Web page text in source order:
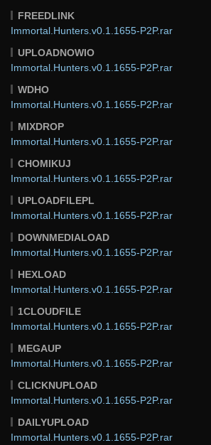
FREEDLINK
Immortal.Hunters.v0.1.1655-P2P.rar
UPLOADNOWIO
Immortal.Hunters.v0.1.1655-P2P.rar
WDHO
Immortal.Hunters.v0.1.1655-P2P.rar
MIXDROP
Immortal.Hunters.v0.1.1655-P2P.rar
CHOMIKUJ
Immortal.Hunters.v0.1.1655-P2P.rar
UPLOADFILEPL
Immortal.Hunters.v0.1.1655-P2P.rar
DOWNMEDIALOAD
Immortal.Hunters.v0.1.1655-P2P.rar
HEXLOAD
Immortal.Hunters.v0.1.1655-P2P.rar
1CLOUDFILE
Immortal.Hunters.v0.1.1655-P2P.rar
MEGAUP
Immortal.Hunters.v0.1.1655-P2P.rar
CLICKNUPLOAD
Immortal.Hunters.v0.1.1655-P2P.rar
DAILYUPLOAD
Immortal.Hunters.v0.1.1655-P2P.rar